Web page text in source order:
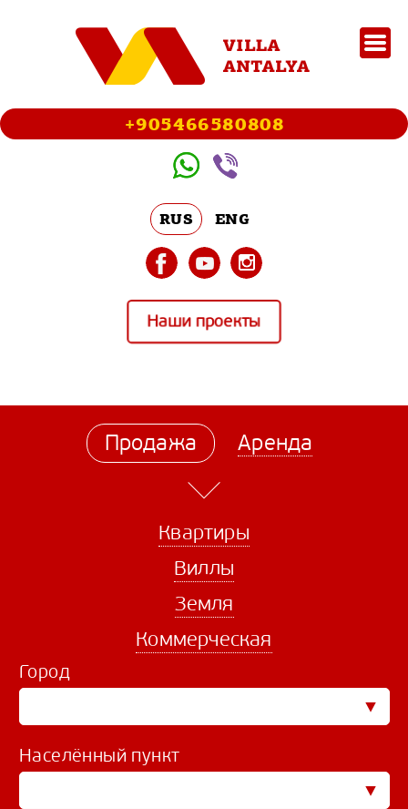
+905466580808
Наши проекты
RUS ENG
Квартиры
Виллы
Земля
Коммерческая
Продажа Аренда
Город
Населённый пункт